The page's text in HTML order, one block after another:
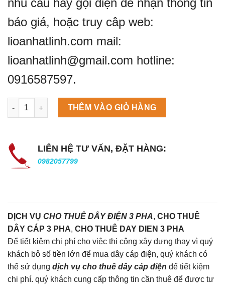
báo giá, hoặc truy câp web:
lioanhatlinh.com mail:
lioanhatlinh@gmail.com hotline:
0916587597.
Máy làm đá viên Scotsman NW458AS số lượng
THÊM VÀO GIỎ HÀNG
LIÊN HỆ TƯ VẤN, ĐẶT HÀNG:
0982057799
DỊCH VỤ CHO THUÊ DÂY ĐIỆN 3 PHA, CHO THUÊ
DÂY CÁP 3 PHA, CHO THUÊ DAY DIEN 3 PHA
Để tiết kiệm chi phí cho việc thi công xây dựng thay vì quý
khách bỏ số tiền lớn để mua dây cáp điện, quý khách có
thể sử dụng dịch vụ cho thuê dây cáp điện để tiết kiệm
chi phí. quý khách cung cấp thông tin cần thuê để được tư